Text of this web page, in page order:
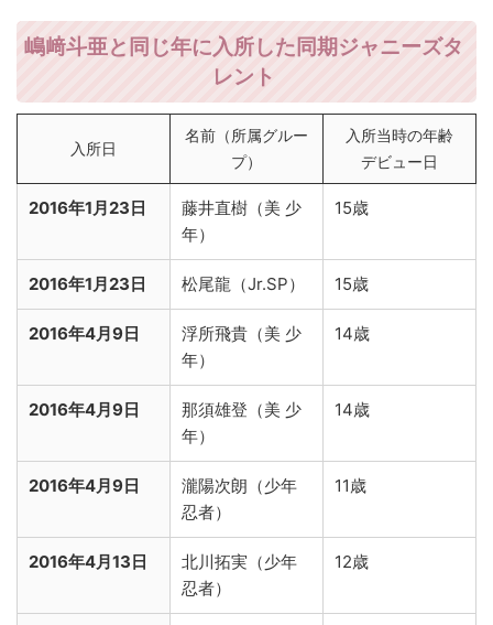
嶋﨑斗亜と同じ年に入所した同期ジャニーズタ
レント
入所日
名前（所属グルー
プ）
入所当時の年齢
デビュー日
2016年1月23日
藤井直樹（美 少
年）
15歳
2016年1月23日 松尾龍（Jr.SP） 15歳
2016年4月9日
浮所飛貴（美 少
年）
14歳
2016年4月9日
那須雄登（美 少
年）
14歳
2016年4月9日
瀧陽次朗（少年
忍者）
11歳
2016年4月13日
北川拓実（少年
忍者）
12歳